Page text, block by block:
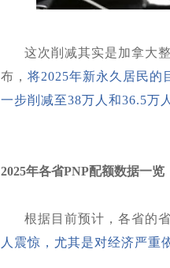
这次削减其实是加拿大
布， 将2025年新永久居民的
一步削减至38万人和36.5万
2025年各省PNP配额数据一览
根据目前预计，各省的
人震惊，尤其是对经济严重